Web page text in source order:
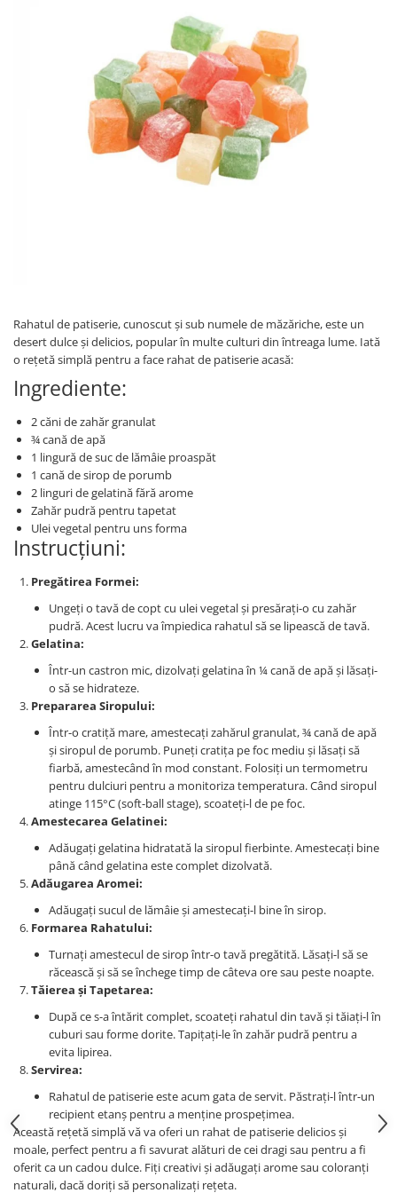
Rahatul de patiserie, cunoscut și sub numele de măzăriche, este un
desert dulce și delicios, popular în multe culturi din întreaga lume. Iată
o rețetă simplă pentru a face rahat de patiserie acasă:
Ingrediente:
2 căni de zahăr granulat
¾ cană de apă
1 lingură de suc de lămâie proaspăt
1 cană de sirop de porumb
2 linguri de gelatină fără arome
Zahăr pudră pentru tapetat
Ulei vegetal pentru uns forma
Instrucțiuni:
Pregătirea Formei:
Ungeți o tavă de copt cu ulei vegetal și presărați-o cu zahăr
pudră. Acest lucru va împiedica rahatul să se lipească de tavă.
Gelatina:
Într-un castron mic, dizolvați gelatina în ¼ cană de apă și lăsați-
o să se hidrateze.
Prepararea Siropului:
Într-o cratiță mare, amestecați zahărul granulat, ¾ cană de apă
și siropul de porumb. Puneți cratița pe foc mediu și lăsați să
fiarbă, amestecând în mod constant. Folosiți un termometru
pentru dulciuri pentru a monitoriza temperatura. Când siropul
atinge 115°C (soft-ball stage), scoateți-l de pe foc.
Amestecarea Gelatinei:
Adăugați gelatina hidratată la siropul fierbinte. Amestecați bine
până când gelatina este complet dizolvată.
Adăugarea Aromei:
Adăugați sucul de lămâie și amestecați-l bine în sirop.
Formarea Rahatului:
Turnați amestecul de sirop într-o tavă pregătită. Lăsați-l să se
răcească și să se închege timp de câteva ore sau peste noapte.
Tăierea și Tapetarea:
După ce s-a întărit complet, scoateți rahatul din tavă și tăiați-l în
cuburi sau forme dorite. Tapițați-le în zahăr pudră pentru a
evita lipirea.
Servirea:
Rahatul de patiserie este acum gata de servit. Păstrați-l într-un
recipient etanș pentru a menține prospețimea.
Această rețetă simplă vă va oferi un rahat de patiserie delicios și
moale, perfect pentru a fi savurat alături de cei dragi sau pentru a fi
oferit ca un cadou dulce. Fiți creativi și adăugați arome sau coloranți
naturali, dacă doriți să personalizați rețeta.